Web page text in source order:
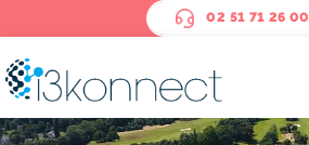
02 51 71 26 00
Panneau de gestion des cookies